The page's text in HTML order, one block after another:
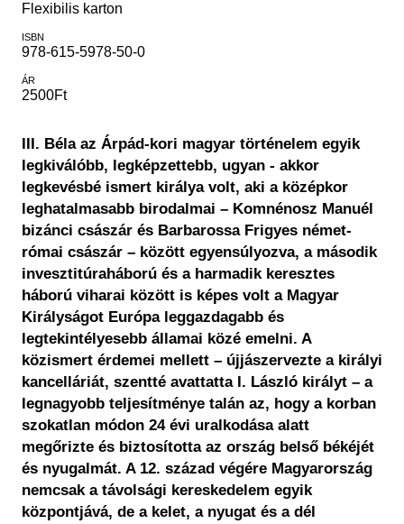
Flexibilis karton
ISBN
978-615-5978-50-0
ÁR
2500Ft
III. Béla az Árpád-kori magyar történelem egyik
legkiválóbb, legképzettebb, ugyan - akkor
legkevésbé ismert királya volt, aki a középkor
leghatalmasabb birodalmai – Komnénosz Manuél
bizánci császár és Barbarossa Frigyes német-
római császár – között egyensúlyozva, a második
invesztitúraháború és a harmadik keresztes
háború viharai között is képes volt a Magyar
Királyságot Európa leggazdagabb és
legtekintélyesebb államai közé emelni. A
közismert érdemei mellett – újjászervezte a királyi
kancelláriát, szentté avattatta I. László királyt – a
legnagyobb teljesítménye talán az, hogy a korban
szokatlan módon 24 évi uralkodása alatt
megőrizte és biztosította az ország belső békéjét
és nyugalmát. A 12. század végére Magyarország
nemcsak a távolsági kereskedelem egyik
központjává, de a kelet, a nyugat és a dél